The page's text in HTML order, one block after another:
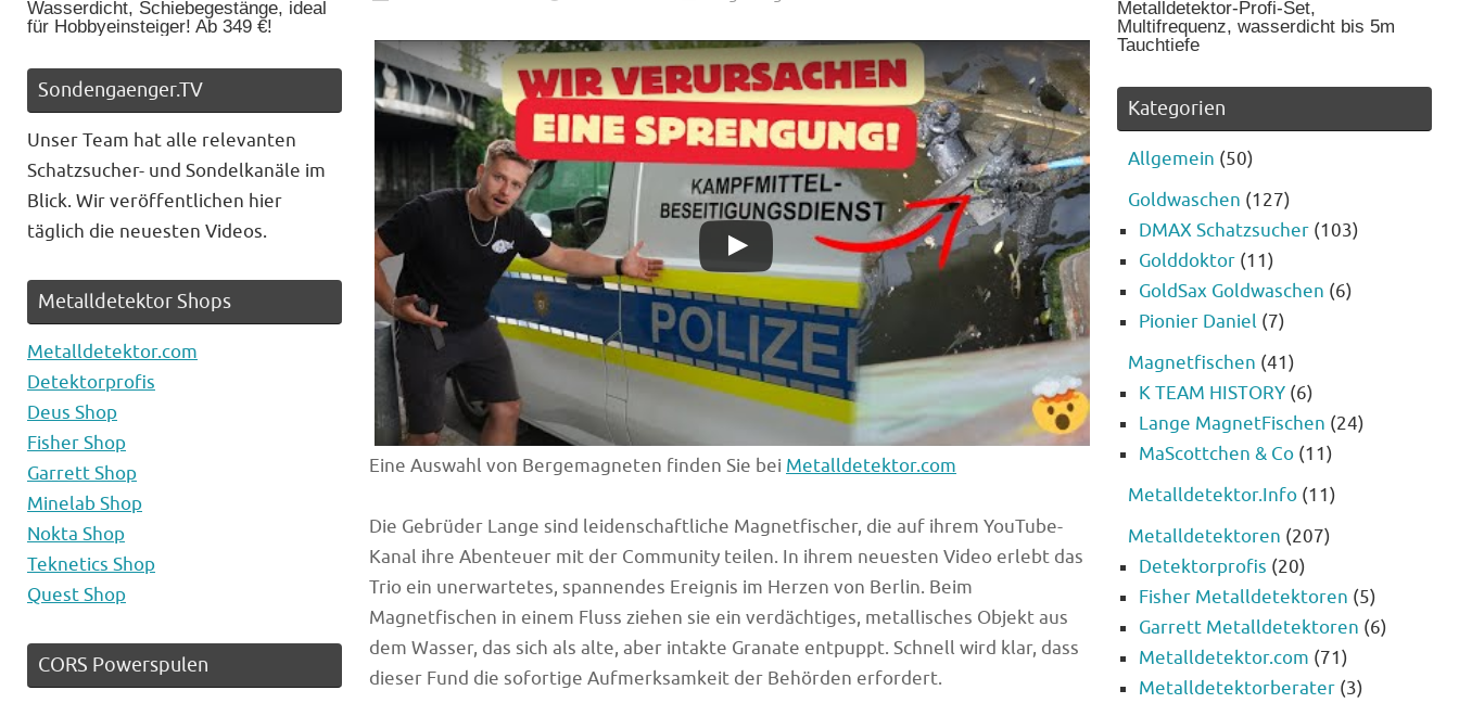
Eine Auswahl von Bergemagneten finden Sie bei Metalldetektor.com
Die Gebrüder Lange sind leidenschaftliche Magnetfischer, die auf ihrem YouTube-
Kanal ihre Abenteuer mit der Community teilen. In ihrem neuesten Video erlebt das
Trio ein unerwartetes, spannendes Ereignis im Herzen von Berlin. Beim
Magnetfischen in einem Fluss ziehen sie ein verdächtiges, metallisches Objekt aus
dem Wasser, das sich als alte, aber intakte Granate entpuppt. Schnell wird klar, dass
dieser Fund die sofortige Aufmerksamkeit der Behörden erfordert.
Wasserdicht, Schiebegestänge, ideal
für Hobbyeinsteiger! Ab 349 €!
Sondengaenger.TV
Unser Team hat alle relevanten
Schatzsucher- und Sondelkanäle im
Blick. Wir veröffentlichen hier
täglich die neuesten Videos.
Metalldetektor Shops
Metalldetektor.com
Detektorprofis
Deus Shop
Fisher Shop
Garrett Shop
Minelab Shop
Nokta Shop
Teknetics Shop
Quest Shop
CORS Powerspulen
Metalldetektor-Profi-Set,
Multifrequenz, wasserdicht bis 5m
Tauchtiefe
Kategorien
Allgemein (50)
Goldwaschen (127)
DMAX Schatzsucher (103)
Golddoktor (11)
GoldSax Goldwaschen (6)
Pionier Daniel (7)
Magnetfischen (41)
K TEAM HISTORY (6)
Lange MagnetFischen (24)
MaScottchen & Co (11)
Metalldetektor.Info (11)
Metalldetektoren (207)
Detektorprofis (20)
Fisher Metalldetektoren (5)
Garrett Metalldetektoren (6)
Metalldetektor.com (71)
Metalldetektorberater (3)